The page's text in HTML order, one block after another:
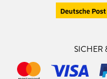
SICHER